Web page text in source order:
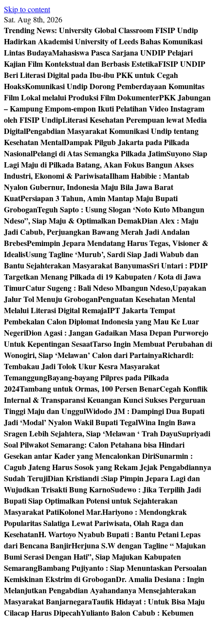
Skip to content
Sat. Aug 8th, 2026
Trending News: University Global Classroom FISIP Undip
Hadirkan Akademisi University of Leeds Bahas Komunikasi
Lintas BudayaMahasiswa Pasca Sarjana UNDIP Pelajari
Kajian Film Kontekstual dan Berbasis EstetikaFISIP UNDIP
Beri Literasi Digital pada Ibu-ibu PKK untuk Cegah
HoaksKomunikasi Undip Dorong Pemberdayaan Komunitas
Film Lokal melalui Produksi Film DokumenterPKK Jabungan
– Kampung Empom-empon Ikuti Pelatihan Video Instagram
oleh FISIP UndipLiterasi Kesehatan Perempuan lewat Media
DigitalPengabdian Masyarakat Komunikasi Undip tentang
Kesehatan MentalDampak Pilgub Jakarta pada Pilkada
NasionalPelangi di Atas Semangka Pilkada JatimSuyono Siap
Lagi Maju di Pilkada Batang, Akan Fokus Bangun Akses
Industri, Ekonomi & PariwisataIlham Habibie : Mantab
Nyalon Gubernur, Indonesia Maju Bila Jawa Barat
KuatPersiapan 3 Tahun, Amin Mantap Maju Bupati
GroboganTeguh Sapto : Usung Slogan ‘Noto Kuto Mbangun
Ndeso”, Siap Maju & Optimalkan DemakDian Alex : Maju
Jadi Cabub, Perjuangkan Bawang Merah Jadi Andalan
BrebesPemimpin Jepara Mendatang Harus Tegas, Visioner &
IdealisUsung Tagline ‘Murub’, Sardi Siap Jadi Wabub dan
Bantu Sejahterakan Masyarakat BanyumasSri Untari : PDIP
Targetkan Menang Pilkada di 19 Kabupaten / Kota di Jawa
TimurCatur Sugeng : Bali Ndeso Mbangun Ndeso,Upayakan
Jalur Tol Menuju GroboganPenguatan Kesehatan Mental
Melalui Literasi Digital RemajaIPT Jakarta Tempat
Pembekalan Calon Diplomat Indonesia yang Mau Ke Luar
NegeriDion Agasi : Jangan Gadaikan Masa Depan Purworejo
Untuk Kepentingan SesaatTarso Ingin Membuat Perubahan di
Wonogiri, Siap ‘Melawan’ Calon dari PartainyaRichardl:
Tembakau Jadi Tolok Ukur Kesra Masyarakat
TemanggungBayang-bayang Pilpres pada Pilkada
2024Tambang untuk Ormas, 100 Persen BenarCegah Konflik
Internal & Transparansi Keuangan Kunci Sukses Perguruan
Tinggi Maju dan UnggulWidodo JM : Dampingi Dua Bupati
Jadi ‘Modal’ Nyalon Wakil Bupati TegalWina Ingin Bawa
Sragen Lebih Sejahtera, Siap ‘Melawan ‘ Trah DayuSupriyadi
Soal Pilwakot Semarang: Calon Petahana bisa Hindari
Gesekan antar Kader yang Mencalonkan DiriSunarmin :
Cagub Jateng Harus Sosok yang Rekam Jejak Pengabdiannya
Sudah TerujiDian Kristiandi :Siap Pimpin Jepara Lagi dan
Wujudkan Trisakti Bung KarnoSudewo : Jika Terpilih Jadi
Bupati Siap Optimalkan Potensi untuk Sejahterakan
Masyarakat PatiKolonel Mar.Hariyono : Mendongkrak
Popularitas Salatiga Lewat Pariwisata, Olah Raga dan
KesehatanH. Wartoyo Nyabub Bupati : Bantu Petani Lepas
dari Bencana BanjirHerjuna S.W dengan Tagline “ Majukan
Bumi Serasi Dengan Hati”, Siap Majukan Kabupaten
SemarangBambang Pujiyanto : Siap Menuntaskan Persoalan
Kemiskinan Ekstrim di GroboganDr. Amalia Desiana : Ingin
Melanjutkan Pengabdian Ayahandanya Mensejahterakan
Masyarakat BanjarnegaraTaufik Hidayat : Untuk Bisa Maju
Cilacap Harus DipecahYulianto Balon Cabub : Kebumen